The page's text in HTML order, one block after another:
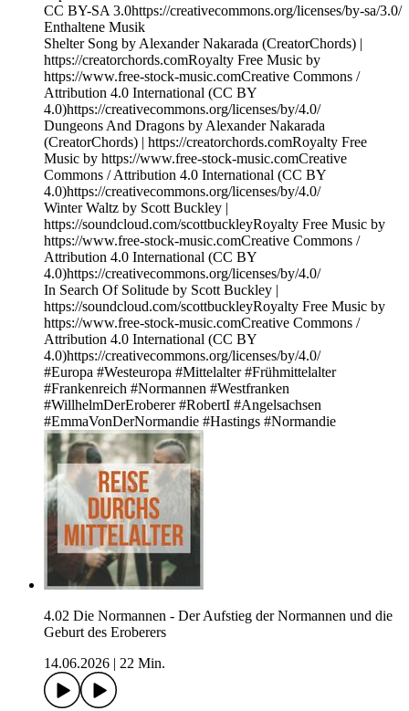
CC BY-SA 3.0https://creativecommons.org/licenses/by-sa/3.0/
Enthaltene Musik
Shelter Song by Alexander Nakarada (CreatorChords) |
https://creatorchords.comRoyalty Free Music by
https://www.free-stock-music.comCreative Commons /
Attribution 4.0 International (CC BY
4.0)https://creativecommons.org/licenses/by/4.0/
Dungeons And Dragons by Alexander Nakarada
(CreatorChords) | https://creatorchords.comRoyalty Free
Music by https://www.free-stock-music.comCreative
Commons / Attribution 4.0 International (CC BY
4.0)https://creativecommons.org/licenses/by/4.0/
Winter Waltz by Scott Buckley |
https://soundcloud.com/scottbuckleyRoyalty Free Music by
https://www.free-stock-music.comCreative Commons /
Attribution 4.0 International (CC BY
4.0)https://creativecommons.org/licenses/by/4.0/
In Search Of Solitude by Scott Buckley |
https://soundcloud.com/scottbuckleyRoyalty Free Music by
https://www.free-stock-music.comCreative Commons /
Attribution 4.0 International (CC BY
4.0)https://creativecommons.org/licenses/by/4.0/
#Europa #Westeuropa #Mittelalter #Frühmittelalter
#Frankenreich #Normannen #Westfranken
#WillhelmDerEroberer #RobertI #Angelsachsen
#EmmaVonDerNormandie #Hastings #Normandie
4.02 Die Normannen - Der Aufstieg der Normannen und die
Geburt des Eroberers
14.06.2026
22 Min.